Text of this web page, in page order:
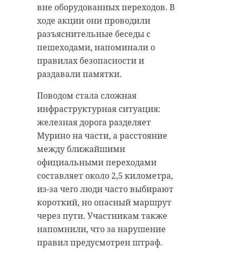
вне оборудованных переходов. В
ходе акции они проводили
разъяснительные беседы с
пешеходами, напоминали о
правилах безопасности и
раздавали памятки.
Поводом стала сложная
инфраструктурная ситуация:
железная дорога разделяет
Мурино на части, а расстояние
между ближайшими
официальными переходами
составляет около 2,5 километра,
из-за чего люди часто выбирают
короткий, но опасный маршрут
через пути. Участникам также
напомнили, что за нарушение
правил предусмотрен штраф.
В Ленобласти